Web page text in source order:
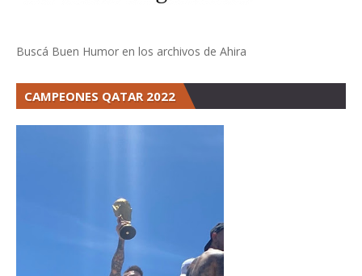
Buscá Buen Humor en los archivos de Ahira
CAMPEONES QATAR 2022